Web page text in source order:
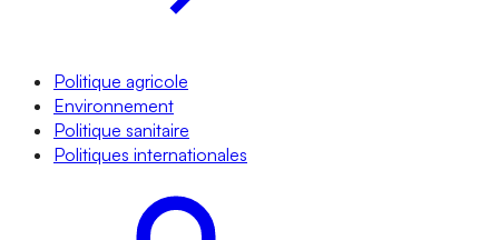
Politique agricole
Environnement
Politique sanitaire
Politiques internationales